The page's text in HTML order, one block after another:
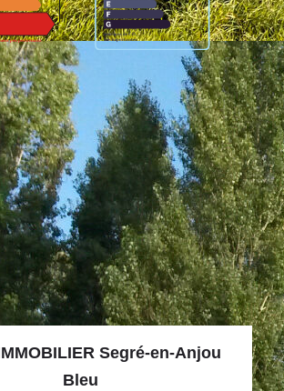
énergétique excessive. : classe
des dépenses annuelles d'énergie pour
entre 2700€ et 3700€. Pour la date de
Imprimer
Segré-en-Anjou
Bleu